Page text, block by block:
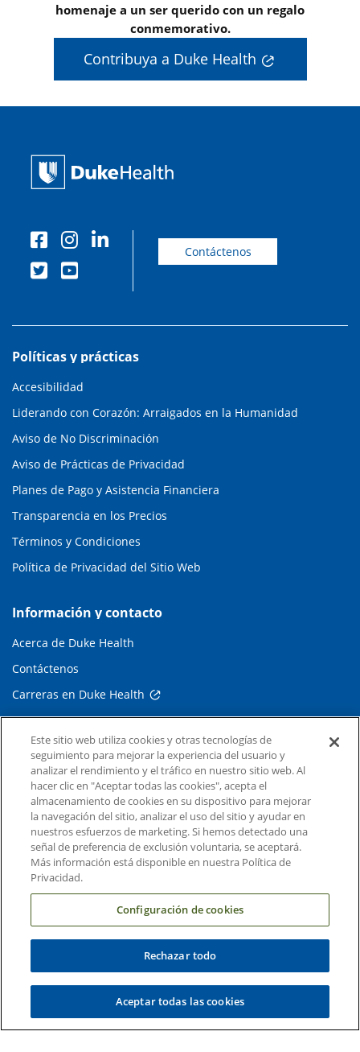
homenaje a un ser querido con un regalo
conmemorativo.
Contribuya a Duke Health
Contáctenos
Políticas y prácticas
Accesibilidad
Liderando con Corazón: Arraigados en la Humanidad
Aviso de No Discriminación
Aviso de Prácticas de Privacidad
Planes de Pago y Asistencia Financiera
Transparencia en los Precios
Términos y Condiciones
Política de Privacidad del Sitio Web
Información y contacto
Acerca de Duke Health
Contáctenos
Carreras en Duke Health
Sala de Prensa de Duke Health
Suscripción al Correo Electrónico
Médicos Derivadores
Enlaces relacionados
Duke Cancer Institute
Duke Children's
Duke School of Medicine
Duke School of Nursing
Copyright © 2004-2026 Duke University Health System
Este sitio web utiliza cookies y otras tecnologías de
seguimiento para mejorar la experiencia del usuario y
analizar el rendimiento y el tráfico en nuestro sitio web. Al
hacer clic en "Aceptar todas las cookies", acepta el
almacenamiento de cookies en su dispositivo para mejorar
la navegación del sitio, analizar el uso del sitio y ayudar en
nuestros esfuerzos de marketing. Si hemos detectado una
señal de preferencia de exclusión voluntaria, se aceptará.
Más información está disponible en nuestra Política de
Privacidad.
Configuración de cookies
Rechazar todo
Aceptar todas las cookies